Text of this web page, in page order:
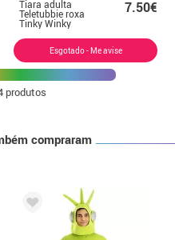
Tiara adulta
Teletubbie roxa
Tinky Winky
7.50€
Esgotado - Me avise
produtos
compraram